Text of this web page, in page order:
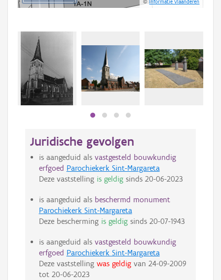
©Informatie Vlaanderen
Juridische gevolgen
is aangeduid als vastgesteld bouwkundig
erfgoed Parochiekerk Sint-Margareta
Deze vaststelling is geldigsinds 20-06-2023
is aangeduid als beschermd monument
Parochiekerk Sint-Margareta
Deze bescherming is geldigsinds 20-07-1943
is aangeduid als vastgesteld bouwkundig
erfgoed Parochiekerk Sint-Margareta
Deze vaststelling was geldigvan 24-09-2009
tot 20-06-2023